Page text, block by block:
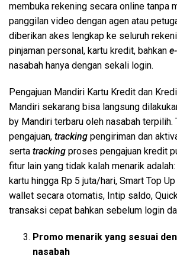
membuka rekening secara online tanpa
panggilan video dengan agen atau
diberikan akes lengkap ke seluruh
pinjaman personal, kartu kredit, bahkan
nasabah hanya dengan sekali login.
Pengajuan Mandiri Kartu Kredit dan
Mandiri sekarang bisa langsung
by Mandiri terbaru oleh nasabah terpilih.
pengajuan, tracking pengiriman dan
serta tracking proses pengajuan kredit
fitur lain yang tidak kalah menarik
kartu hingga Rp 5 juta/hari, Smart Top
wallet secara otomatis, Intip saldo,
transaksi cepat bahkan sebelum login
Promo menarik yang sesuai
nasabah